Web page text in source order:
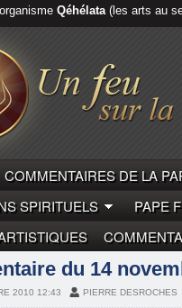
Qéhélata(les arts au
COMMENTAIRES DE LA
SPIRITUELS
PAPE
DE LA PAROLE
du 14
2010 12:43 PIERRE DESROCHES